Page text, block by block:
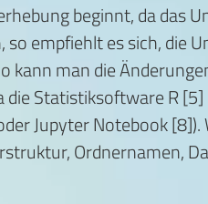
beginnt, da das
empfiehlt es sich, die
kann man die
Statistiksoftware R [5]
Jupyter Notebook
Ordnernamen,